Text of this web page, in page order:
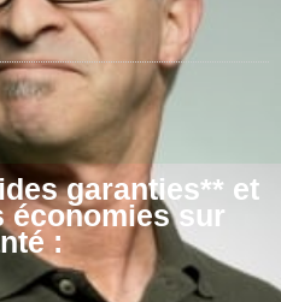
garanties** et
économies sur
: